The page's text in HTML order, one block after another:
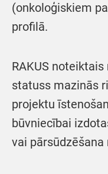
(onkoloģiskiem
profilā.
RAKUS
statuss mazinās
projektu
būvniecībai
vai